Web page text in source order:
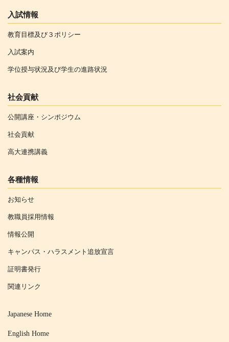
入試情報
教育目標及び３ポリシー
入試案内
学位授与状況及び学生の進路状況
社会貢献
公開講座・シンポジウム
社会貢献
高大連携講義
各種情報
お知らせ
教職員採用情報
情報公開
キャンパス・ハラスメント追放宣言
証明書発行
関連リンク
Japanese Home
English Home